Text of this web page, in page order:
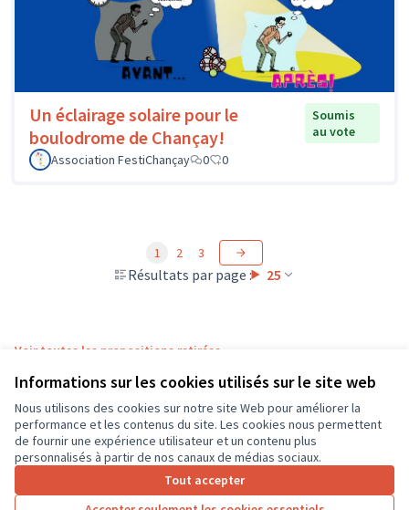
Informations sur les cookies utilisés sur le site web
Nous utilisons des cookies sur notre site Web pour améliorer la
performance et les contenus du site. Les cookies nous permettent
de fournir une expérience utilisateur et un contenu plus
personnalisés à partir de nos canaux de médias sociaux.
Tout accepter
Un éclairage solaire pour le
boulodrome de Chançay!
Soumis
au vote
Association FestiChançay
0 0
Résultats par page : 25
1 2 3
Voir toutes les propositions retirées
Conditions d'utilisation
Paramètres des cookies
CD37 sur X
(Lien externe)
CD37 sur Facebook
CD37 sur Instagram
CD37 sur YouTube
(Lien externe)